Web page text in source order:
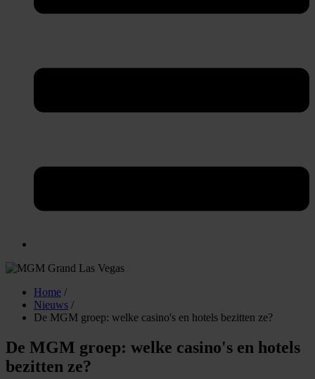
Home /
Nieuws /
De MGM groep: welke casino's en hotels bezitten ze?
De MGM groep: welke casino's en hotels
bezitten ze?